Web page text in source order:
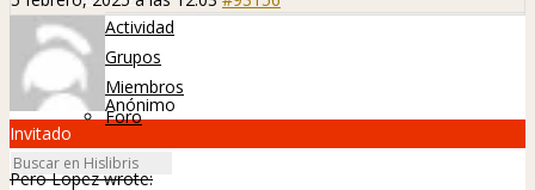
Actividad
Grupos
Miembros
Foro
Anónimo
Invitado
Pero Lopez wrote: